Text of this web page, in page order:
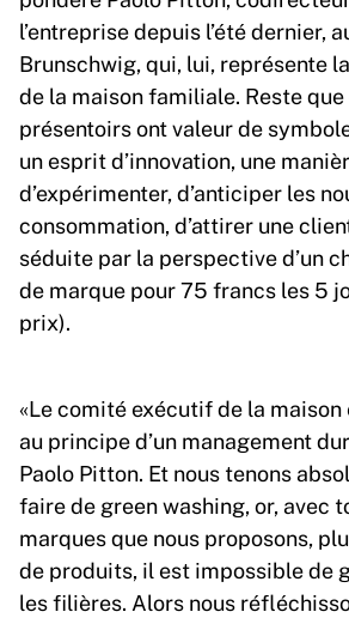
l’entreprise depuis l’été dernier,
Brunschwig, qui, lui, représente
de la maison familiale. Reste
présentoirs ont valeur de
un esprit d’innovation, une
d’expérimenter, d’anticiper les
consommation, d’attirer une
séduite par la perspective d’un
de marque pour 75 francs les 5
prix).
«Le comité exécutif de la
au principe d’un management
Paolo Pitton. Et nous tenons
faire de green washing, or, avec
marques que nous proposons,
de produits, il est impossible de
les filières. Alors nous